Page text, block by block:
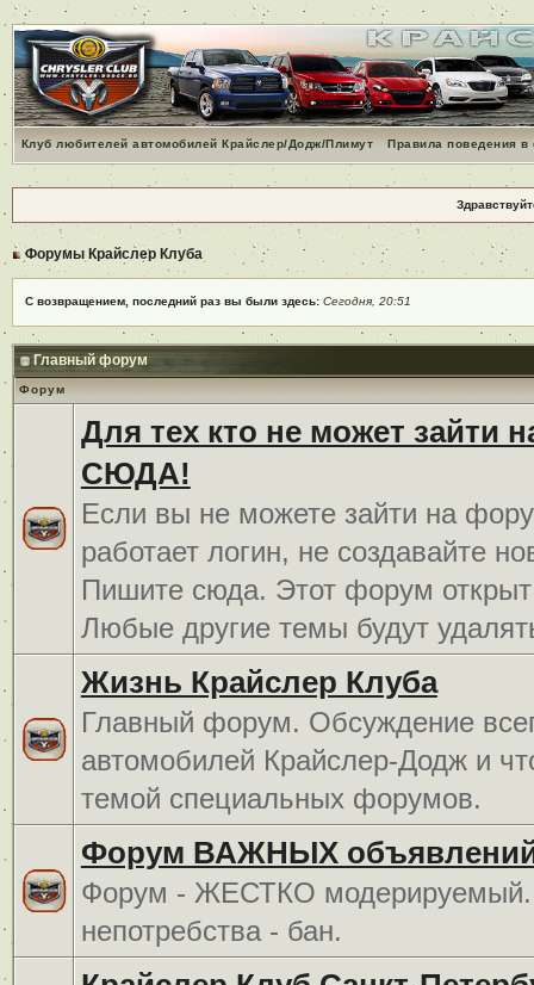
Клуб любителей автомобилей Крайслер/Додж/Плимут Правила поведения
Форумы Крайслер Клуба
С возвращением, последний раз вы были здесь: Сегодня, 20:51
Главный форум
Форум
Для тех кто не может зайти
СЮДА!
Если вы не можете зайти на
работает логин, не создавайте
Пишите сюда. Этот форум открыт
Любые другие темы будут
Жизнь Крайслер Клуба
Главный форум. Обсуждение
автомобилей Крайслер-Додж и
темой специальных форумов.
Форум ВАЖНЫХ
Форум - ЖЕСТКО
непотребства - бан.